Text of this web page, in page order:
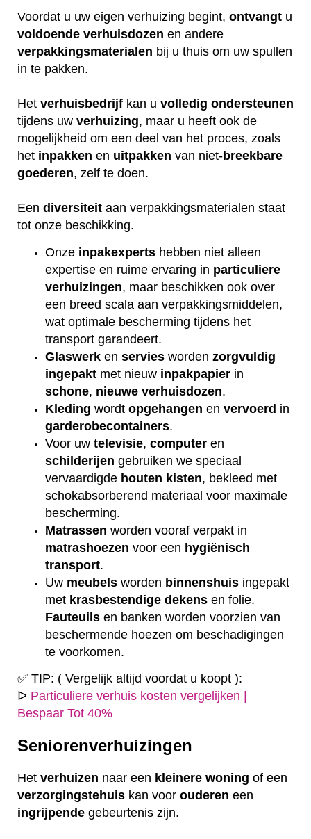
Voordat u uw eigen verhuizing begint, ontvangt u
voldoende verhuisdozen en andere
verpakkingsmaterialen bij u thuis om uw spullen
in te pakken.
Het verhuisbedrijf kan u volledig ondersteunen
tijdens uw verhuizing, maar u heeft ook de
mogelijkheid om een deel van het proces, zoals
het inpakken en uitpakken van niet-breekbare
goederen, zelf te doen.
Een diversiteit aan verpakkingsmaterialen staat
tot onze beschikking.
Onze inpakexperts hebben niet alleen
expertise en ruime ervaring in particuliere
verhuizingen, maar beschikken ook over
een breed scala aan verpakkingsmiddelen,
wat optimale bescherming tijdens het
transport garandeert.
Glaswerk en servies worden zorgvuldig
ingepakt met nieuw inpakpapier in
schone, nieuwe verhuisdozen.
Kleding wordt opgehangen en vervoerd in
garderobecontainers.
Voor uw televisie, computer en
schilderijen gebruiken we speciaal
vervaardigde houten kisten, bekleed met
schokabsorberend materiaal voor maximale
bescherming.
Matrassen worden vooraf verpakt in
matrashoezen voor een hygiënisch
transport.
Uw meubels worden binnenshuis ingepakt
met krasbestendige dekens en folie.
Fauteuils en banken worden voorzien van
beschermende hoezen om beschadigingen
te voorkomen.
✅ TIP: ( Vergelijk altijd voordat u koopt ):
ᐅ Particuliere verhuis kosten vergelijken |
Bespaar Tot 40%
Seniorenverhuizingen
Het verhuizen naar een kleinere woning of een
verzorgingstehuis kan voor ouderen een
ingrijpende gebeurtenis zijn.